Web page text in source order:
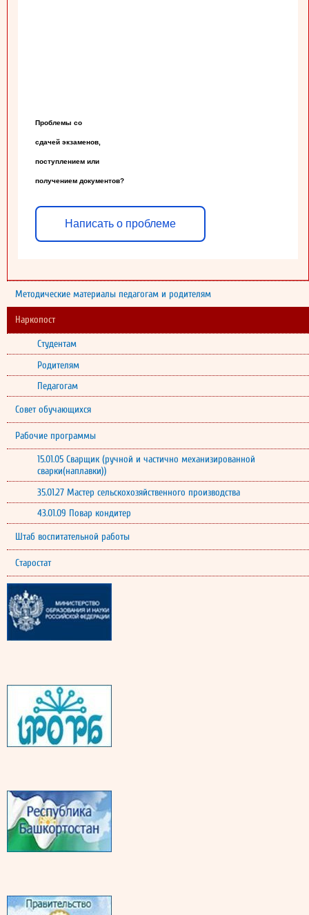
Проблемы со
сдачей экзаменов,
поступлением или
получением документов?
Написать о проблеме
Методические материалы педагогам и родителям
Наркопост
Студентам
Родителям
Педагогам
Совет обучающихся
Рабочие программы
15.01.05 Сварщик (ручной и частично механизированной
сварки(наплавки))
35.01.27 Мастер сельскохозяйственного производства
43.01.09 Повар кондитер
Штаб воспитательной работы
Старостат